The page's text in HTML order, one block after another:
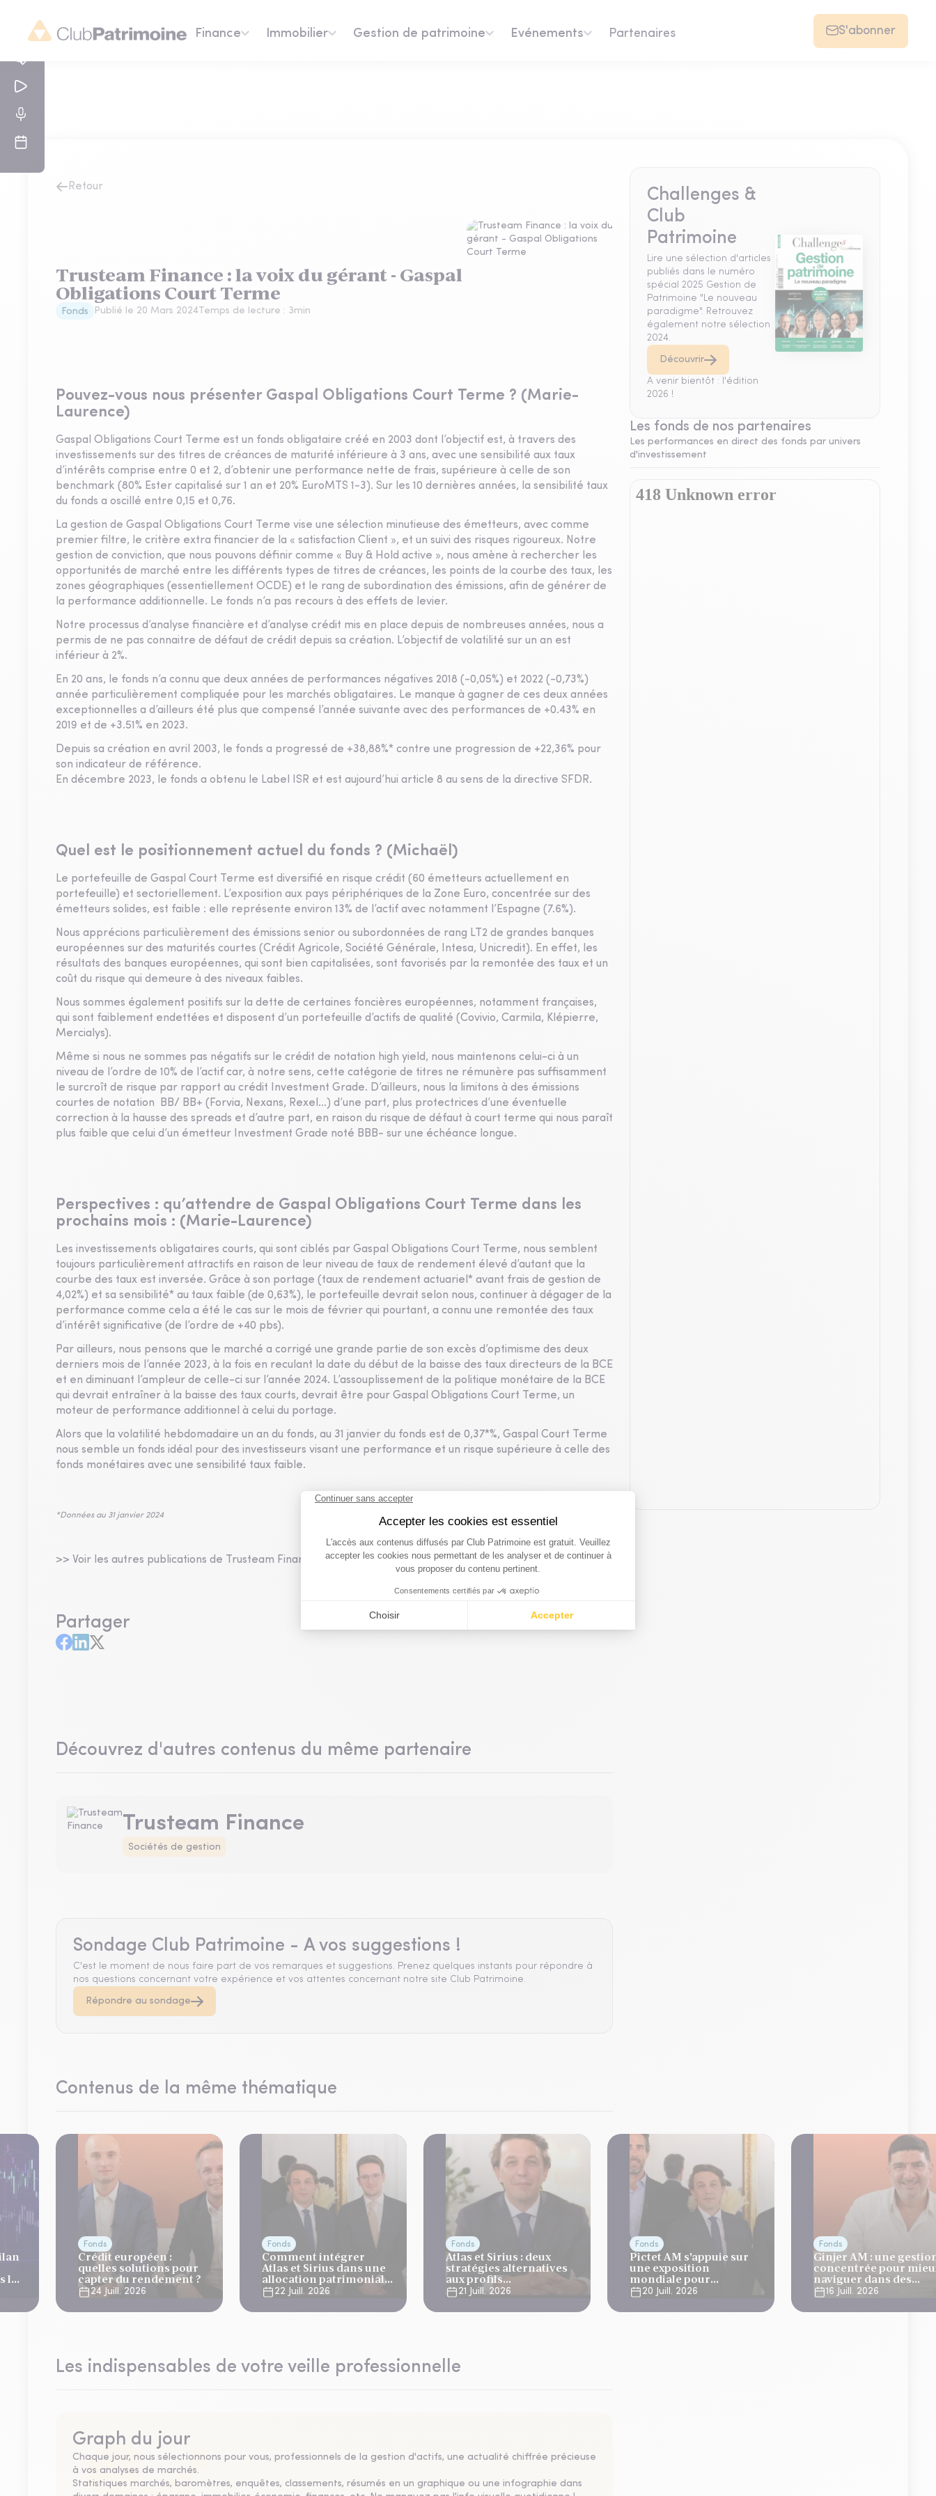
Finance Immobilier Gestion de patrimoine Evénements Partenaires S'abonner
Retour
Trusteam Finance : la voix du gérant - Gaspal
Obligations Court Terme
Fonds Publié le 20 Mars 2024Temps de lecture : 3min
Pouvez-vous nous présenter Gaspal Obligations Court Terme ? (Marie-
Laurence)
Gaspal Obligations Court Terme est un fonds obligataire créé en 2003 dont l’objectif est, à travers des
investissements sur des titres de créances de maturité inférieure à 3 ans, avec une sensibilité aux taux
d’intérêts comprise entre 0 et 2, d’obtenir une performance nette de frais, supérieure à celle de son
benchmark (80% Ester capitalisé sur 1 an et 20% EuroMTS 1-3). Sur les 10 dernières années, la sensibilité taux
du fonds a oscillé entre 0,15 et 0,76.
La gestion de Gaspal Obligations Court Terme vise une sélection minutieuse des émetteurs, avec comme
premier filtre, le critère extra financier de la « satisfaction Client », et un suivi des risques rigoureux. Notre
gestion de conviction, que nous pouvons définir comme « Buy & Hold active », nous amène à rechercher les
opportunités de marché entre les différents types de titres de créances, les points de la courbe des taux, les
zones géographiques (essentiellement OCDE) et le rang de subordination des émissions, afin de générer de
la performance additionnelle. Le fonds n’a pas recours à des effets de levier.
Notre processus d’analyse financière et d’analyse crédit mis en place depuis de nombreuses années, nous a
permis de ne pas connaitre de défaut de crédit depuis sa création. L’objectif de volatilité sur un an est
inférieur à 2%.
En 20 ans, le fonds n’a connu que deux années de performances négatives 2018 (-0,05%) et 2022 (-0,73%)
année particulièrement compliquée pour les marchés obligataires. Le manque à gagner de ces deux années
exceptionnelles a d’ailleurs été plus que compensé l’année suivante avec des performances de +0.43% en
2019 et de +3.51% en 2023.
Depuis sa création en avril 2003, le fonds a progressé de +38,88%* contre une progression de +22,36% pour
son indicateur de référence.
En décembre 2023, le fonds a obtenu le Label ISR et est aujourd’hui article 8 au sens de la directive SFDR.
Quel est le positionnement actuel du fonds ? (Michaël)
Le portefeuille de Gaspal Court Terme est diversifié en risque crédit (60 émetteurs actuellement en
portefeuille) et sectoriellement. L’exposition aux pays périphériques de la Zone Euro, concentrée sur des
émetteurs solides, est faible : elle représente environ 13% de l’actif avec notamment l’Espagne (7.6%).
Nous apprécions particulièrement des émissions senior ou subordonnées de rang LT2 de grandes banques
européennes sur des maturités courtes (Crédit Agricole, Société Générale, Intesa, Unicredit). En effet, les
résultats des banques européennes, qui sont bien capitalisées, sont favorisés par la remontée des taux et un
coût du risque qui demeure à des niveaux faibles.
Nous sommes également positifs sur la dette de certaines foncières européennes, notamment françaises,
qui sont faiblement endettées et disposent d’un portefeuille d’actifs de qualité (Covivio, Carmila, Klépierre,
Mercialys).
Même si nous ne sommes pas négatifs sur le crédit de notation high yield, nous maintenons celui-ci à un
niveau de l’ordre de 10% de l’actif car, à notre sens, cette catégorie de titres ne rémunère pas suffisamment
le surcroît de risque par rapport au crédit Investment Grade. D’ailleurs, nous la limitons à des émissions
courtes de notation BB/ BB+ (Forvia, Nexans, Rexel…) d’une part, plus protectrices d’une éventuelle
correction à la hausse des spreads et d’autre part, en raison du risque de défaut à court terme qui nous paraît
plus faible que celui d’un émetteur Investment Grade noté BBB- sur une échéance longue.
Perspectives : qu’attendre de Gaspal Obligations Court Terme dans les
prochains mois : (Marie-Laurence)
Les investissements obligataires courts, qui sont ciblés par Gaspal Obligations Court Terme, nous semblent
toujours particulièrement attractifs en raison de leur niveau de taux de rendement élevé d’autant que la
courbe des taux est inversée. Grâce à son portage (taux de rendement actuariel* avant frais de gestion de
4,02%) et sa sensibilité* au taux faible (de 0,63%), le portefeuille devrait selon nous, continuer à dégager de la
performance comme cela a été le cas sur le mois de février qui pourtant, a connu une remontée des taux
d’intérêt significative (de l’ordre de +40 pbs).
Par ailleurs, nous pensons que le marché a corrigé une grande partie de son excès d’optimisme des deux
derniers mois de l’année 2023, à la fois en reculant la date du début de la baisse des taux directeurs de la BCE
et en diminuant l’ampleur de celle-ci sur l’année 2024. L’assouplissement de la politique monétaire de la BCE
qui devrait entraîner à la baisse des taux courts, devrait être pour Gaspal Obligations Court Terme, un
moteur de performance additionnel à celui du portage.
Alors que la volatilité hebdomadaire un an du fonds, au 31 janvier du fonds est de 0,37*%, Gaspal Court Terme
nous semble un fonds idéal pour des investisseurs visant une performance et un risque supérieure à celle des
fonds monétaires avec une sensibilité taux faible.
*Données au 31 janvier 2024
>> Voir les autres publications de Trusteam Finance
Partager
Découvrez d'autres contenus du même partenaire
Trusteam Finance
Sociétés de gestion
Sondage Club Patrimoine - A vos suggestions !
C'est le moment de nous faire part de vos remarques et suggestions. Prenez quelques instants pour répondre à
nos questions concernant votre expérience et vos attentes concernant notre site Club Patrimoine.
Répondre au sondage
Contenus de la même thématique
la
Fonds
Crédit européen :
quelles solutions pour
capter du rendement ?
24 Juill. 2026
Fonds
Comment intégrer
Atlas et Sirius dans une
allocation patrimoniale
?
22 Juill. 2026
Fonds
Atlas et Sirius : deux
stratégies alternatives
aux profils
complémentaires
21 Juill. 2026
Fonds
Pictet AM s'appuie sur
une exposition
mondiale pour
développer ses
stratégies long/short
20 Juill. 2026
Fonds
Ginjer AM : une
concentrée pour
naviguer dans des
marchés volatils
16 Juill. 2026
Les indispensables de votre veille professionnelle
Graph du jour
Chaque jour, nous sélectionnons pour vous, professionnels de la gestion d'actifs, une actualité chiffrée précieuse
à vos analyses de marchés.
Statistiques marchés, baromètres, enquêtes, classements, résumés en un graphique ou une infographie dans
Challenges &
Club
Patrimoine
Lire une sélection d'articles
publiés dans le numéro
spécial 2025 Gestion de
Patrimoine "Le nouveau
paradigme". Retrouvez
également notre sélection
2024.
Découvrir
A venir bientôt : l'édition
2026 !
Les fonds de nos partenaires
Les performances en direct des fonds par univers
d'investissement